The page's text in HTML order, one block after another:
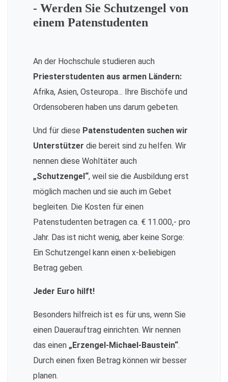
- Werden Sie Schutzengel von
einem Patenstudenten
An der Hochschule studieren auch
Priesterstudenten aus armen Ländern:
Afrika, Asien, Osteuropa... Ihre Bischöfe und
Ordensoberen haben uns darum gebeten.
Und für diese Patenstudenten suchen wir
Unterstützer die bereit sind zu helfen. Wir
nennen diese Wohltäter auch
„Schutzengel“, weil sie die Ausbildung erst
möglich machen und sie auch im Gebet
begleiten. Die Kosten für einen
Patenstudenten betragen ca. € 11.000,- pro
Jahr. Das ist nicht wenig, aber keine Sorge:
Ein Schutzengel kann einen x-beliebigen
Betrag geben.
Jeder Euro hilft!
Besonders hilfreich ist es für uns, wenn Sie
einen Dauerauftrag einrichten. Wir nennen
das einen „Erzengel-Michael-Baustein“.
Durch einen fixen Betrag können wir besser
planen.